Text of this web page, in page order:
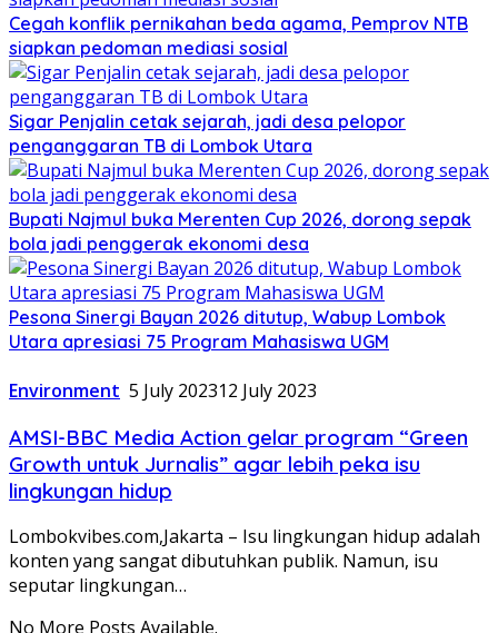
Cegah konflik pernikahan beda agama, Pemprov NTB
siapkan pedoman mediasi sosial
Sigar Penjalin cetak sejarah, jadi desa pelopor
penganggaran TB di Lombok Utara
Bupati Najmul buka Merenten Cup 2026, dorong sepak
bola jadi penggerak ekonomi desa
Pesona Sinergi Bayan 2026 ditutup, Wabup Lombok
Utara apresiasi 75 Program Mahasiswa UGM
Environment 5 July 202312 July 2023
AMSI-BBC Media Action gelar program “Green
Growth untuk Jurnalis” agar lebih peka isu
lingkungan hidup
Lombokvibes.com,Jakarta – Isu lingkungan hidup adalah
konten yang sangat dibutuhkan publik. Namun, isu
seputar lingkungan…
No More Posts Available.